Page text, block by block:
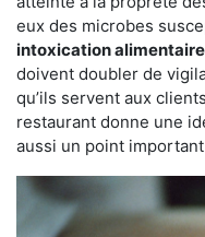
eux des microbes
intoxication alimentaire
doivent doubler de
qu’ils servent aux
restaurant donne une
aussi un point